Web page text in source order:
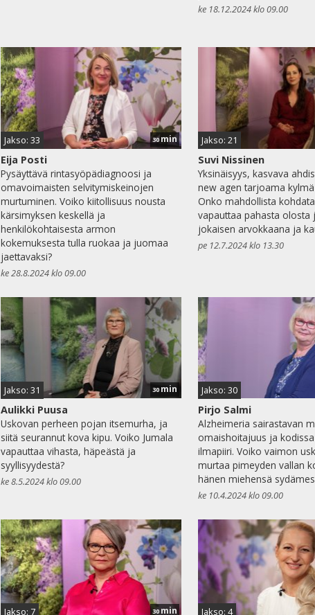
ke 18.12.2024 klo 09.00
Jakso: 33 30 min
Eija Posti
Pysäyttävä rintasyöpädiagnoosi ja
omavoimaisten selvitymiskeinojen
murtuminen. Voiko kiitollisuus nousta
kärsimyksen keskellä ja
henkilökohtaisesta armon
kokemuksesta tulla ruokaa ja juomaa
jaettavaksi?
ke 28.8.2024 klo 09.00
Jakso: 21
Suvi Nissinen
Yksinäisyys, kasvava
new agen tarjoama
Onko mahdollista
vapauttaa pahasta olosta
jokaisen arvokkaana ja
pe 12.7.2024 klo 13.30
Jakso: 31 30 min
Aulikki Puusa
Uskovan perheen pojan itsemurha, ja
siitä seurannut kova kipu. Voiko Jumala
vapauttaa vihasta, häpeästä ja
syyllisyydestä?
ke 8.5.2024 klo 09.00
Jakso: 30
Pirjo Salmi
Alzheimeria sairastavan
omaishoitajuus ja
ilmapiiri. Voiko vaimon
murtaa pimeyden vallan
hänen miehensä
ke 10.4.2024 klo 09.00
Jakso: 7 30 min Jakso: 4